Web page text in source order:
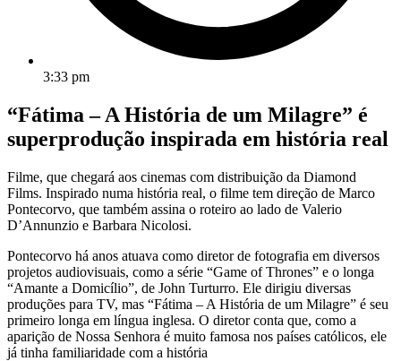
3:33 pm
“Fátima – A História de um Milagre” é
superprodução inspirada em história real
Filme, que chegará aos cinemas com distribuição da Diamond
Films. Inspirado numa história real, o filme tem direção de Marco
Pontecorvo, que também assina o roteiro ao lado de Valerio
D’Annunzio e Barbara Nicolosi.
Pontecorvo há anos atuava como diretor de fotografia em diversos
projetos audiovisuais, como a série “Game of Thrones” e o longa
“Amante a Domicílio”, de John Turturro. Ele dirigiu diversas
produções para TV, mas “Fátima – A História de um Milagre” é seu
primeiro longa em língua inglesa. O diretor conta que, como a
aparição de Nossa Senhora é muito famosa nos países católicos, ele
já tinha familiaridade com a história